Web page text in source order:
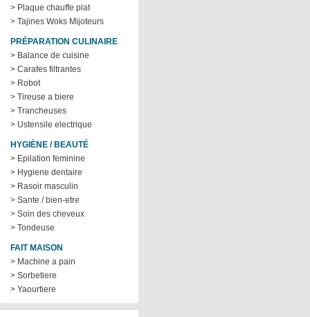
> Plaque chauffe plat
> Tajines Woks Mijoteurs
PRÉPARATION CULINAIRE
> Balance de cuisine
> Carafes filtrantes
> Robot
> Tireuse a biere
> Trancheuses
> Ustensile electrique
HYGIÈNE / BEAUTÉ
> Epilation feminine
> Hygiene dentaire
> Rasoir masculin
> Sante / bien-etre
> Soin des cheveux
> Tondeuse
FAIT MAISON
> Machine a pain
> Sorbetiere
> Yaourtiere